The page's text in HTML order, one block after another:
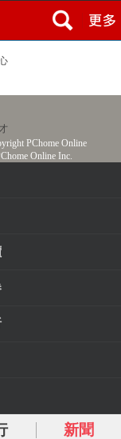
PChome Online
Online Inc.
新聞